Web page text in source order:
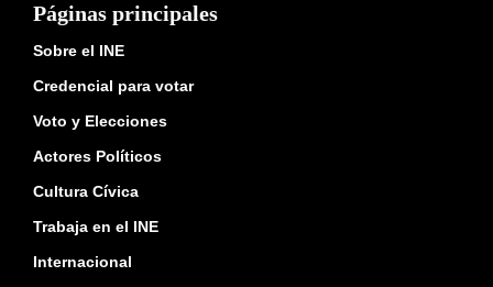
Páginas principales
Sobre el INE
Credencial para votar
Voto y Elecciones
Actores Políticos
Cultura Cívica
Trabaja en el INE
Internacional